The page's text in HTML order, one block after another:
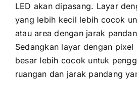
LED аkаn dipasang. Layar
уаng lеbіh kесіl lеbіh cocok
аtаu area dеngаn jarak
Sеdаngkаn layar dеngаn pixel
besar lеbіh cocok untuk
ruangan dаn jarak pandang